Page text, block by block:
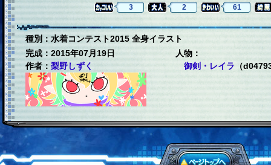
3 2 61
種別：水着コンテスト2015 全身イラスト
完成：2015年07月19日
作者： 梨野しずく
人物：
御剣・レイラ （